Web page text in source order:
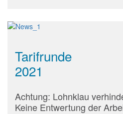
Tarifrunde
2021
Achtung: Lohnklau
Keine Entwertung der